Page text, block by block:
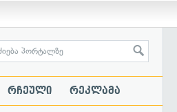
რჩეული რეკლამა